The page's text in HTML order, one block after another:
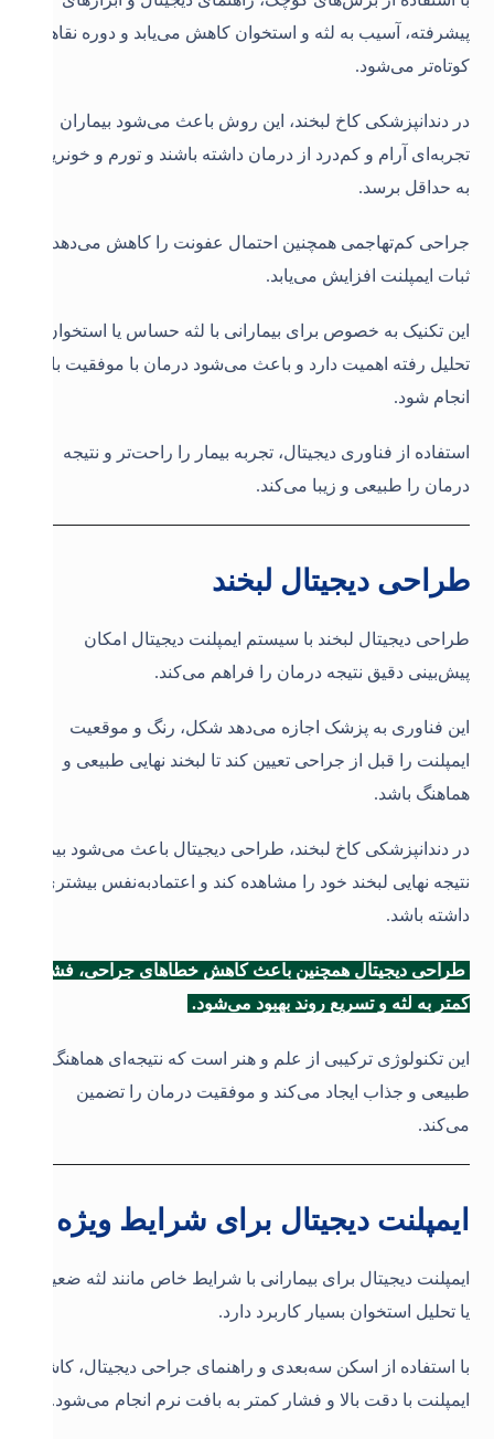
پیشرفته، آسیب به لثه و استخوان کاهش می‌یابد و دوره نقاهت
کوتاه‌تر می‌شود.
در دندانپزشکی کاخ لبخند، این روش باعث می‌شود بیماران
تجربه‌ای آرام و کم‌درد از درمان داشته باشند و تورم و خونریزی
به حداقل برسد.
جراحی کم‌تهاجمی همچنین احتمال عفونت را کاهش می‌دهد و
ثبات ایمپلنت افزایش می‌یابد.
این تکنیک به خصوص برای بیمارانی با لثه حساس یا استخوان
تحلیل رفته اهمیت دارد و باعث می‌شود درمان با موفقیت بالا
انجام شود.
استفاده از فناوری دیجیتال، تجربه بیمار را راحت‌تر و نتیجه
درمان را طبیعی و زیبا می‌کند.
طراحی دیجیتال لبخند
طراحی دیجیتال لبخند با سیستم ایمپلنت دیجیتال امکان
پیش‌بینی دقیق نتیجه درمان را فراهم می‌کند.
این فناوری به پزشک اجازه می‌دهد شکل، رنگ و موقعیت
ایمپلنت را قبل از جراحی تعیین کند تا لبخند نهایی طبیعی و
هماهنگ باشد.
در دندانپزشکی کاخ لبخند، طراحی دیجیتال باعث می‌شود بیمار
نتیجه نهایی لبخند خود را مشاهده کند و اعتمادبه‌نفس بیشتری
داشته باشد.
طراحی دیجیتال همچنین باعث کاهش خطاهای جراحی، فشار
کمتر به لثه و تسریع روند بهبود می‌شود.
این تکنولوژی ترکیبی از علم و هنر است که نتیجه‌ای هماهنگ،
طبیعی و جذاب ایجاد می‌کند و موفقیت درمان را تضمین
می‌کند.
ایمپلنت دیجیتال برای شرایط ویژه
ایمپلنت دیجیتال برای بیمارانی با شرایط خاص مانند لثه ضعیف
یا تحلیل استخوان بسیار کاربرد دارد.
با استفاده از اسکن سه‌بعدی و راهنمای جراحی دیجیتال، کاشت
ایمپلنت با دقت بالا و فشار کمتر به بافت نرم انجام می‌شود.